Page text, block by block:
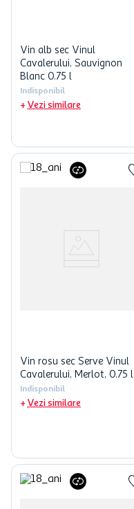
Vin alb sec Vinul
Cavalerului, Sauvignon
Blanc 0.75 l
Indisponibil
Vezi similare
Vin rosu sec Serve Vinul
Cavalerului, Merlot, 0.75 l
Indisponibil
Vezi similare